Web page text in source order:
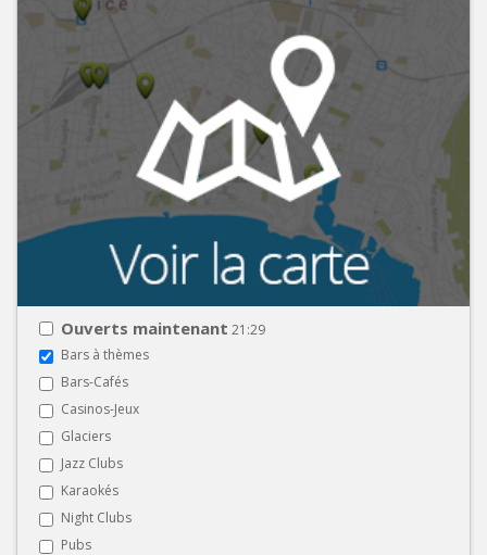
Ouverts maintenant 21:29
Bars à thèmes
Bars-Cafés
Casinos-Jeux
Glaciers
Jazz Clubs
Karaokés
Night Clubs
Pubs